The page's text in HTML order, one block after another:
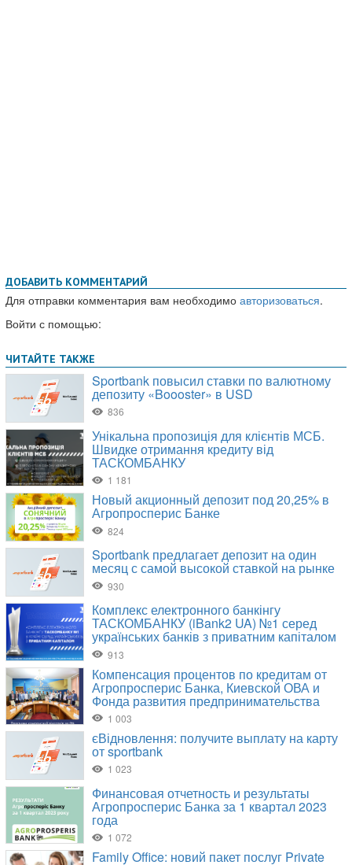
ДОБАВИТЬ КОММЕНТАРИЙ
Для отправки комментария вам необходимо авторизоваться.
Войти с помощью: